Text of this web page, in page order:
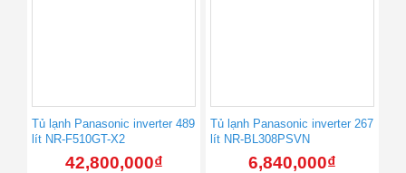
Tủ lạnh Panasonic inverter 489
lít NR-F510GT-X2
42,800,000₫
Tủ lạnh Panasonic inverter 267
lít NR-BL308PSVN
6,840,000₫